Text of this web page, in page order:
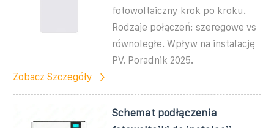
fotowoltaiczny krok po kroku.
Rodzaje połączeń: szeregowe vs
równoległe. Wpływ na instalację
PV. Poradnik 2025.
Zobacz Szczegóły
Schemat podłączenia